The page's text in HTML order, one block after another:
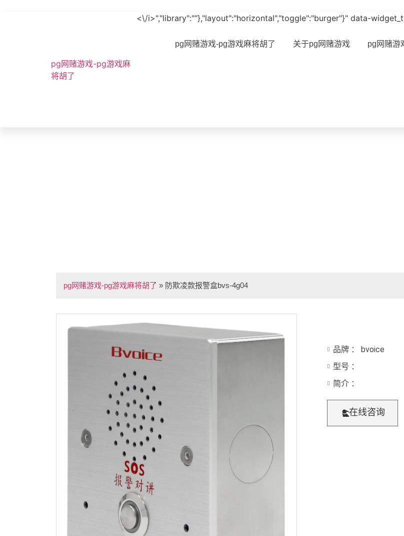
pg网赌游戏-pg游戏麻
将胡了
<\/i>","library":""},"layout":"horizontal","toggle":"burger"}" data-
pg网赌游戏-pg游戏麻将胡了 关于pg网赌游戏 pg网赌游
pg网赌游戏-pg游戏麻将胡了 » 防欺凌款报警盒bvs-4g04
品牌 ： bvoice
型号 ：
简介 ：
在线咨询